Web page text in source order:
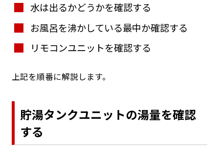
水は出るかどうかを確認する
お風呂を沸かしている最中か確認する
リモコンユニットを確認する
上記を順番に解説します。
貯湯タンクユニットの湯量を確認
する